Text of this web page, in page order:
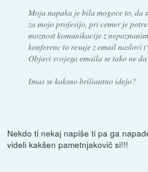
Moja napaka je bila mogoce to, da
za mojo profesijo, pri cemer je
moznost komunikacije z
konferenc to resuje z email naslovi
Objavi svojega emaila se tako ne
Imas se kaksno briliantno idejo?
Nekdo ti nekaj napiše ti pa ga
videli kakšen pametnjakovič si!!!